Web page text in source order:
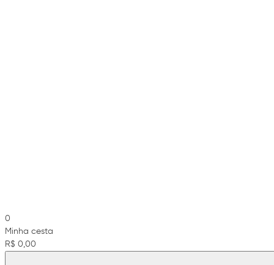
0
Minha cesta
R$ 0,00